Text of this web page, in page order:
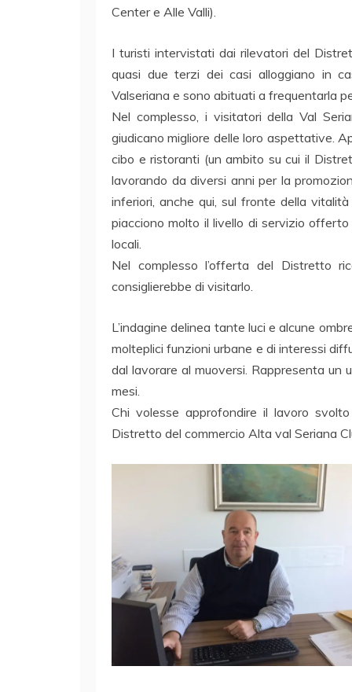
Center e Alle Valli).
I turisti intervistati dai rilevatori del
quasi due terzi dei casi alloggiano in
Valseriana e sono abituati a frequentarla
Nel complesso, i visitatori della Val
giudicano migliore delle loro aspettative.
cibo e ristoranti (un ambito su cui il
lavorando da diversi anni per la
inferiori, anche qui, sul fronte della
piacciono molto il livello di servizio
locali.
Nel complesso l’offerta del Distretto
consiglierebbe di visitarlo.
L’indagine delinea tante luci e alcune
molteplici funzioni urbane e di interessi
dal lavorare al muoversi. Rappresenta un
mesi.
Chi volesse approfondire il lavoro
Distretto del commercio Alta val Seriana